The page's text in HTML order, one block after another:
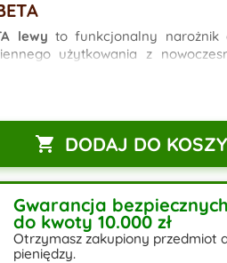
lewy to funkcjonalny narożnik
użytkowania z
dobrze sprawdzi się
wfunkcję spania o
szybko przekształcić narożnik
Jeden pojemnik na pościel
dodatkowe miejsce
sprężyny bonellzwiększają
na odkształcenia. BETA to
do codziennego użytkowania.
 DODAJ DO
Gwarancja
do kwoty 10.000 zł
Otrzymasz zakupiony przedmiot
pieniędzy.